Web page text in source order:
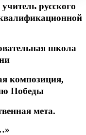
русского
школа
композиция,
Победы
мета.